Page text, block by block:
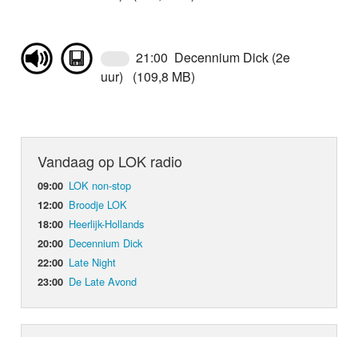
21:00 Decennium Dick (2e
uur) (109,8 MB)
Vandaag op LOK radio
09:00 LOK non-stop
12:00 Broodje LOK
18:00 Heerlijk-Hollands
20:00 Decennium Dick
22:00 Late Night
23:00 De Late Avond